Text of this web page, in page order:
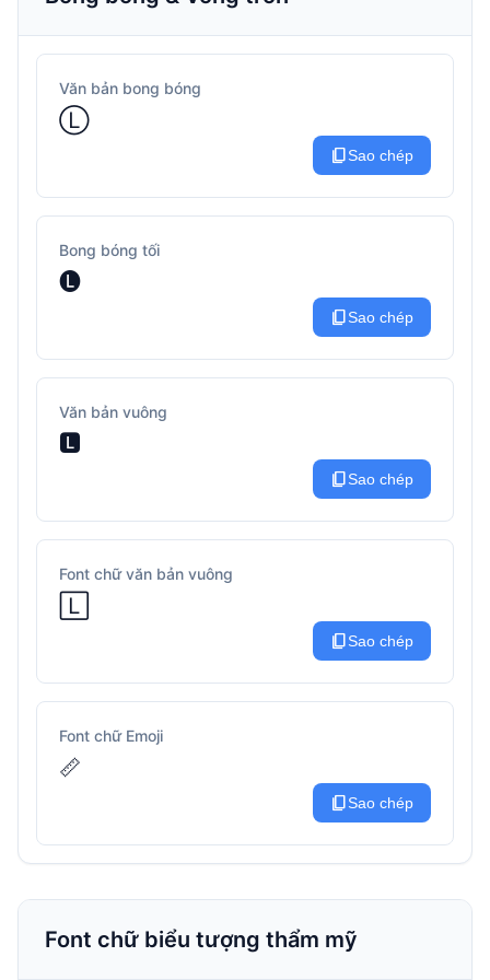
Văn bản bong bóng
Ⓛ
content_copySao chép
Bong bóng tối
🅛
content_copySao chép
Văn bản vuông
🅻
content_copySao chép
Font chữ văn bản vuông
🄻
content_copySao chép
Font chữ Emoji
📏
content_copySao chép
Font chữ biểu tượng thẩm mỹ